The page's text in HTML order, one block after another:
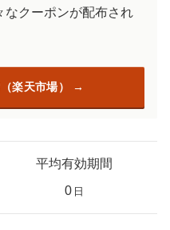
なクーポンが配布され
楽天市場）
平均有効期間
0 日